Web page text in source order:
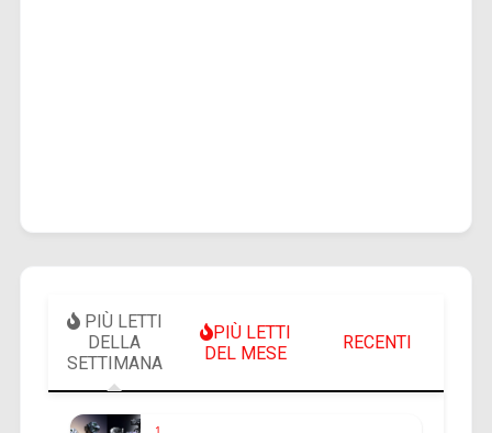
PIÙ LETTI
DELLA
SETTIMANA
PIÙ LETTI
DEL MESE
RECENTI